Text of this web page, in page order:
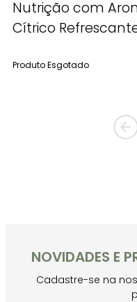
Nutrição com
Cítrico
Produto Esgotado
NOVIDADES E
Cadastre-se na